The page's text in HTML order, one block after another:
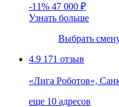
-11% 47 000 ₽
Узнать больше
Выбрать
4.9 171 отзыв
«Лига Роботов»,
еще 10 адресов